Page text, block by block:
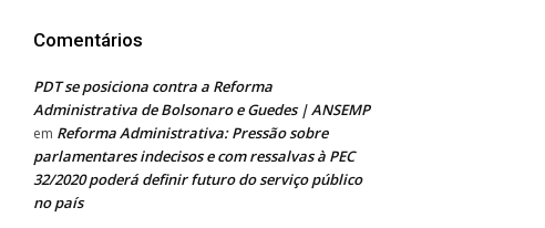
Comentários
PDT se posiciona contra a Reforma
Administrativa de Bolsonaro e Guedes | ANSEMP
em Reforma Administrativa: Pressão sobre
parlamentares indecisos e com ressalvas à PEC
32/2020 poderá definir futuro do serviço público
no país